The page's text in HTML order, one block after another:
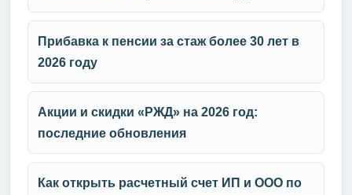
Прибавка к пенсии за стаж более 30 лет в
2026 году
Акции и скидки «РЖД» на 2026 год:
последние обновления
Как открыть расчетный счет ИП и ООО по